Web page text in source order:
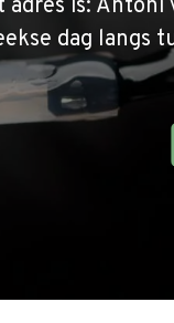
adres is: Antoni
dag langs